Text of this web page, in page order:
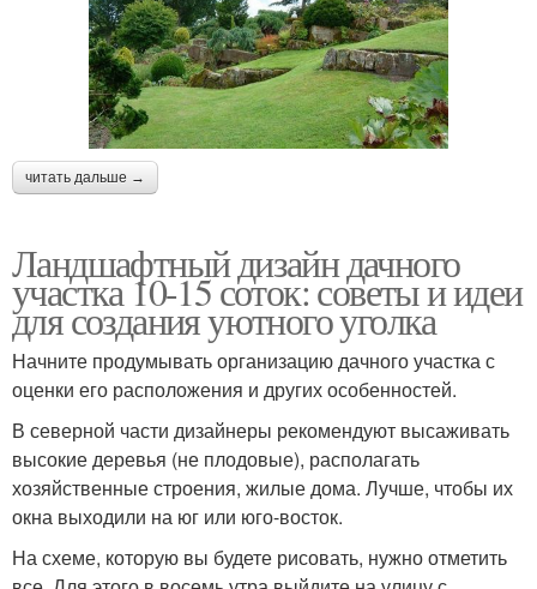
читать дальше →
Ландшафтный дизайн дачного
участка 10-15 соток: советы и идеи
для создания уютного уголка
Начните продумывать организацию дачного участка с
оценки его расположения и других особенностей.
В северной части дизайнеры рекомендуют высаживать
высокие деревья (не плодовые), располагать
хозяйственные строения, жилые дома. Лучше, чтобы их
окна выходили на юг или юго-восток.
На схеме, которую вы будете рисовать, нужно отметить